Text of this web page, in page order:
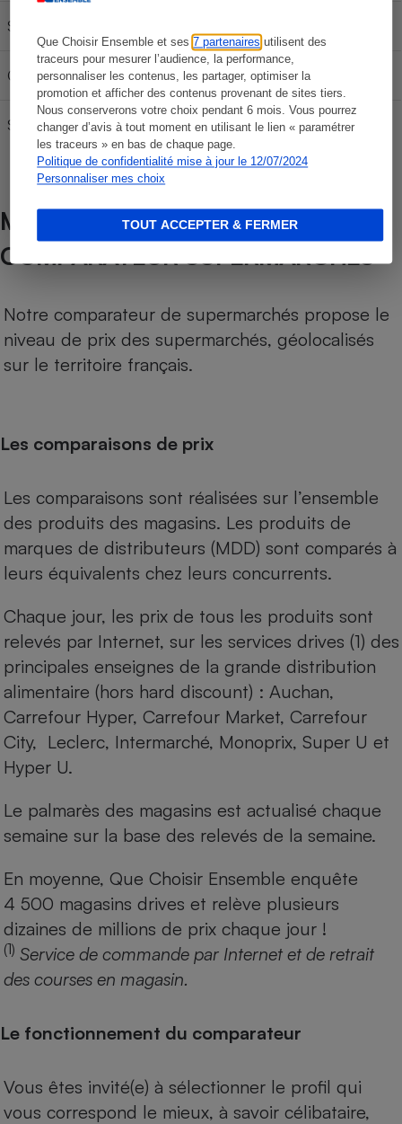
Que Choisir Ensemble et ses7 partenaires utilisent des
traceurs pour mesurer l’audience, la performance,
personnaliser les contenus, les partager, optimiser la
promotion et afficher des contenus provenant de sites tiers.
Nous conserverons votre choix pendant 6 mois. Vous pourrez
changer d’avis à tout moment en utilisant le lien « paramétrer
les traceurs » en bas de chaque page.
Politique de confidentialité mise à jour le 12/07/2024
Personnaliser mes choix
TOUT ACCEPTER & FERMER
SP 95-E10
Gazole 62,85 € 104,75 € 146,65 €
SP 98 61,05 € 101,75 € 142,45 €
MÉTHODOLOGIE DE NOTRE
COMPARATEUR SUPERMARCHÉS
Notre comparateur de supermarchés propose le
niveau de prix des supermarchés, géolocalisés
sur le territoire français.
Les comparaisons de prix
Les comparaisons sont réalisées sur l’ensemble
des produits des magasins. Les produits de
marques de distributeurs (MDD) sont comparés à
leurs équivalents chez leurs concurrents.
Chaque jour, les prix de tous les produits sont
relevés par Internet, sur les services drives (1) des
principales enseignes de la grande distribution
alimentaire (hors hard discount) : Auchan,
Carrefour Hyper, Carrefour Market, Carrefour
City, Leclerc, Intermarché, Monoprix, Super U et
Hyper U.
Le palmarès des magasins est actualisé chaque
semaine sur la base des relevés de la semaine.
En moyenne, Que Choisir Ensemble enquête
4 500 magasins drives et relève plusieurs
dizaines de millions de prix chaque jour !
(1) Service de commande par Internet et de retrait
des courses en magasin.
Le fonctionnement du comparateur
Vous êtes invité(e) à sélectionner le profil qui
vous correspond le mieux, à savoir célibataire,